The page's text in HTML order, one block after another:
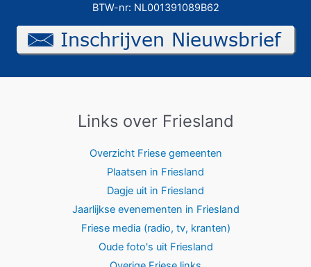
BTW-nr: NL001391089B62
Links over Friesland
Overzicht Friese gemeenten
Plaatsen in Friesland
Dagje uit in Friesland
Jaarlijkse evenementen in Friesland
Friese media (radio, tv, kranten)
Oude foto's uit Friesland